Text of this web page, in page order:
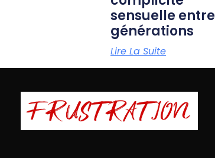
sensuelle entre
générations
Lire La Suite